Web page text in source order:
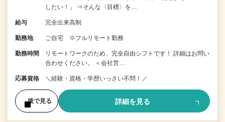
したい！」 ⇒そんな〈目標〉を…
給与 完全出来高制
勤務地 ご自宅 ※フルリモート勤務
勤務時間
リモートワークのため、完全自由シフトです！ 詳細はお問い
合わせください。 ＜会社営…
応募資格 ＼経験・資格・学歴いっさい不問！／
後で見る 詳細を見る